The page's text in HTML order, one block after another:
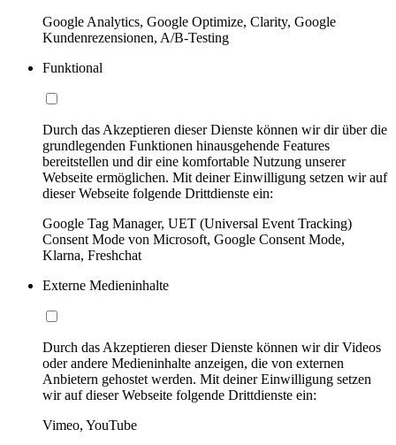
Google Analytics, Google Optimize, Clarity, Google
Kundenrezensionen, A/B-Testing
Funktional
Durch das Akzeptieren dieser Dienste können wir dir über die
grundlegenden Funktionen hinausgehende Features
bereitstellen und dir eine komfortable Nutzung unserer
Webseite ermöglichen. Mit deiner Einwilligung setzen wir auf
dieser Webseite folgende Drittdienste ein:
Google Tag Manager, UET (Universal Event Tracking)
Consent Mode von Microsoft, Google Consent Mode,
Klarna, Freshchat
Externe Medieninhalte
Durch das Akzeptieren dieser Dienste können wir dir Videos
oder andere Medieninhalte anzeigen, die von externen
Anbietern gehostet werden. Mit deiner Einwilligung setzen
wir auf dieser Webseite folgende Drittdienste ein:
Vimeo, YouTube